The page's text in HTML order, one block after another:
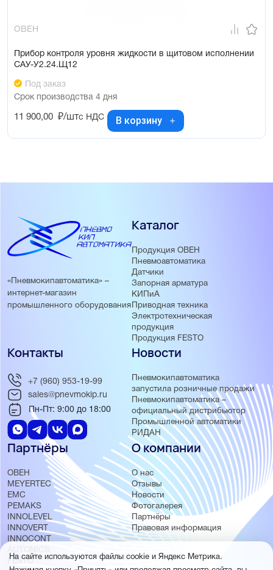
ОВЕН
Прибор контроля уровня жидкости в щитовом исполнении
САУ-У2.24.Щ12
Под заказ
Срок производства 4 дня
11 900,00 ₽/штс НДС В корзину
«Пневмокипавтоматика» –
интернет-магазин
промышленного оборудования
Каталог
Продукция ОВЕН
Пневмоавтоматика
Датчики
Запорная арматура
КИПиА
Приводная техника
Электротехническая
продукция
Продукция FESTO
Новости
Пневмокипавтоматика
запустила розничные продажи
Пневмокипавтоматика –
официальный дистрибьютор
Промышленной автоматики
РИДАН
Партнёры
ОВЕН
MEYERTEC
EMC
PEMAKS
INNOLEVEL
INNOVERT
INNOCONT
AUTONICS
FESTO
О компании
О нас
Отзывы
Новости
Фотогалерея
Партнёры
Правовая информация
Контакты
+7 (960) 953-19-99
sales@pnevmokip.ru
Пн-Пт: 9:00 до 18:00
На сайте используются файлы cookie и Яндекс Метрика.